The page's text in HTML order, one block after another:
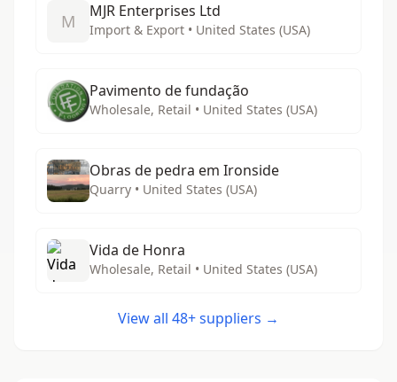
M MJR Enterprises Ltd
Import & Export • United States (USA)
Pavimento de fundação
Wholesale, Retail • United States (USA)
Obras de pedra em Ironside
Quarry • United States (USA)
Vida de Honra
Wholesale, Retail • United States (USA)
View all 48+ suppliers →